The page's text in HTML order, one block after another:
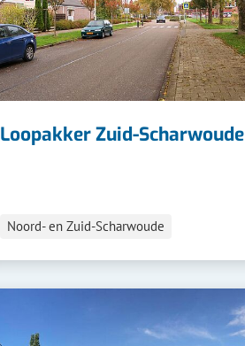
Loopakker Zuid-Scharwoude
Noord- en Zuid-Scharwoude